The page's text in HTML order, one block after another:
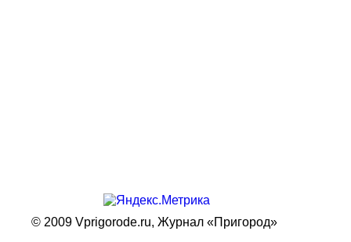
© 2009 Vprigorode.ru, Журнал «Пригород»